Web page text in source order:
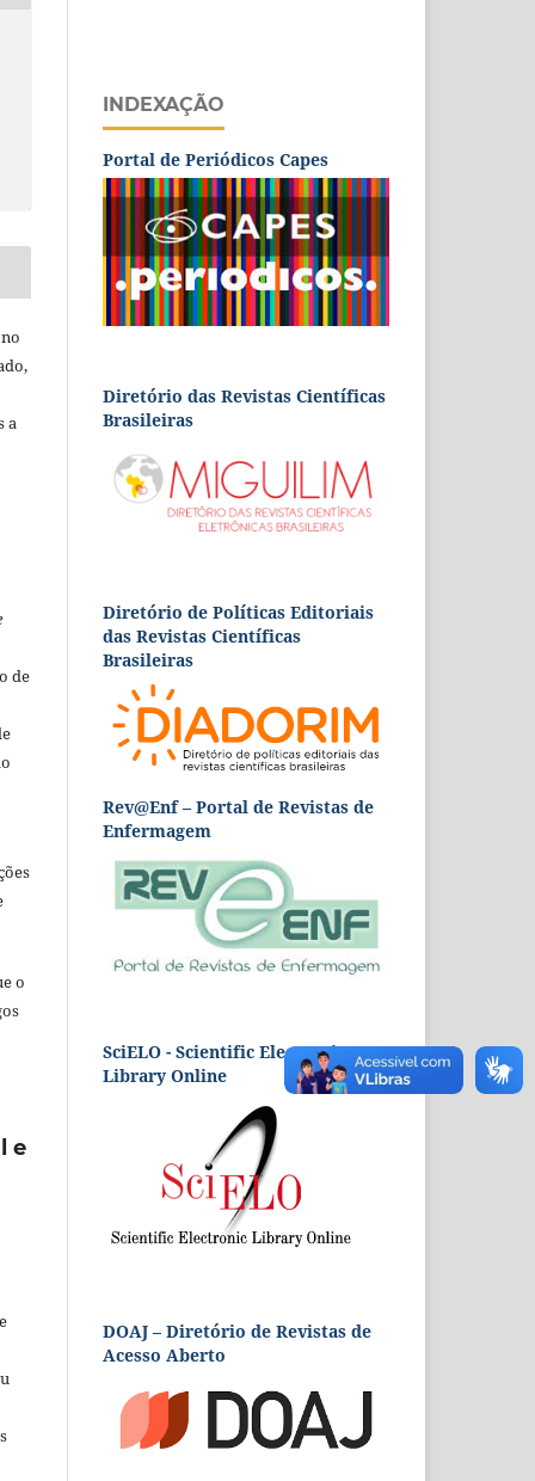
a
de
o
e
INDEXAÇÃO
Portal de Periódicos Capes
Diretório das Revistas Científicas
Brasileiras
Diretório de Políticas Editoriais
das Revistas Científicas
Brasileiras
Rev@Enf – Portal de Revistas de
Enfermagem
SciELO - Scientific Electronic
Library Online
DOAJ – Diretório de Revistas de
Acesso Aberto